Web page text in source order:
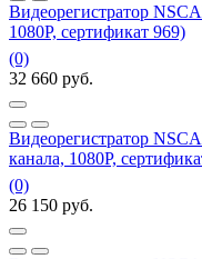
Видеорегистратор
1080P, сертификат 969)
(0)
32 660 руб.
Видеорегистратор
канала, 1080Р,
(0)
26 150 руб.